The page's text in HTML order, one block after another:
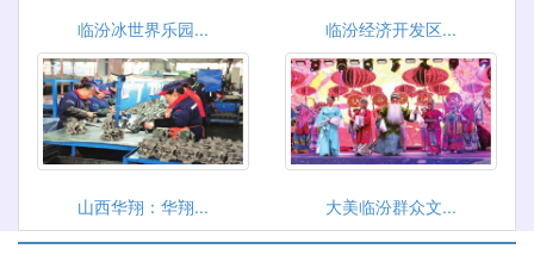
临汾冰世界乐园... 临汾经济开发区...
山西华翔：华翔... 大美临汾群众文...